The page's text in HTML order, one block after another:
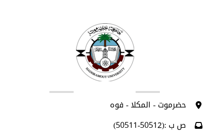
حضرموت - المكلا - فوه
ص ب :(50512-50511)